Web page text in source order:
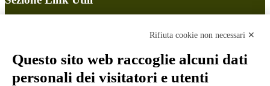
Ufficio Relazioni con il Pubblico
Dichiarazione di accessibilità
Obiettivi di accessibilità
Rifiuta cookie non necessari ✕
Questo sito web raccoglie alcuni dati
personali dei visitatori e utenti